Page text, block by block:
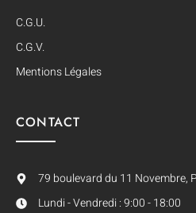
C.G.U.
C.G.V.
Mentions Légales
CONTACT
79 boulevard du 11 Novembre,
Lundi - Vendredi : 9:00 - 18:00